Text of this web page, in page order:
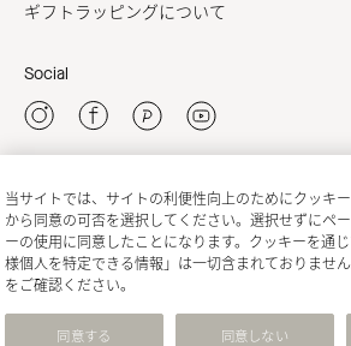
ギフトラッピングについて
Social
新規会員登録
当サイトでは、サイトの利便性向上のためにクッキ
から同意の可否を選択してください。選択せずにペ
ーの使用に同意したことになります。クッキーを通
様個人を特定できる情報」は一切含まれておりませ
をご確認ください。
同意しない
同意する